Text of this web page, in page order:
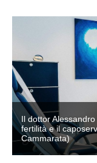
Il dottor
fertilità e il
Cammarata)